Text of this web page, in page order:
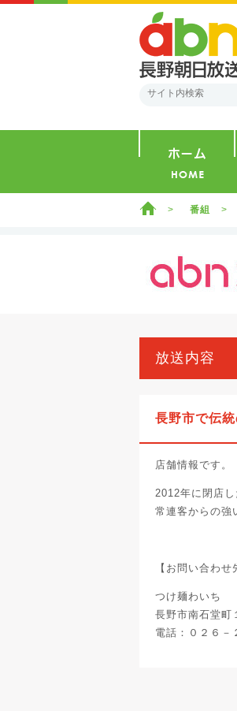
ホーム 番組
放送内容
長野市で伝
店舗情報です。
2012年に閉店し
常連客からの強
【お問い合わせ
つけ麺わいち
長野市南石堂
電話：０２６－